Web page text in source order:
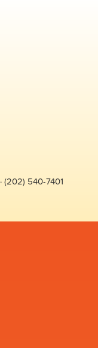
· (202) 540-7401